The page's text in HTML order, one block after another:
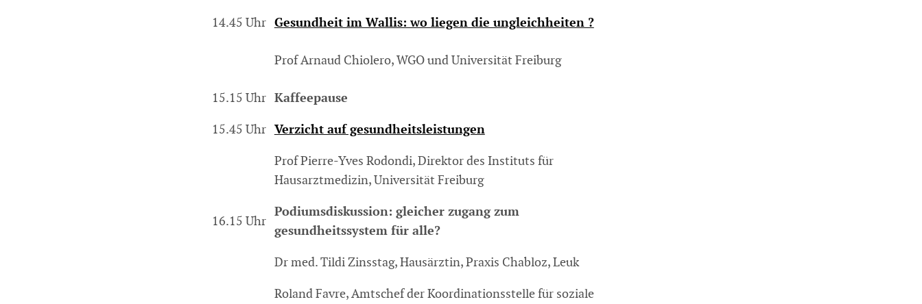
14.45 Uhr Gesundheit im Wallis: wo liegen die ungleichheiten ?
Prof Arnaud Chiolero, WGO und Universität Freiburg
15.15 Uhr Kaffeepause
15.45 Uhr Verzicht auf gesundheitsleistungen
Prof Pierre-Yves Rodondi, Direktor des Instituts für
Hausarztmedizin, Universität Freiburg
16.15 Uhr
Podiumsdiskussion: gleicher zugang zum
gesundheitssystem für alle?
Dr med. Tildi Zinsstag, Hausärztin, Praxis Chabloz, Leuk
Roland Favre, Amtschef der Koordinationsstelle für soziale